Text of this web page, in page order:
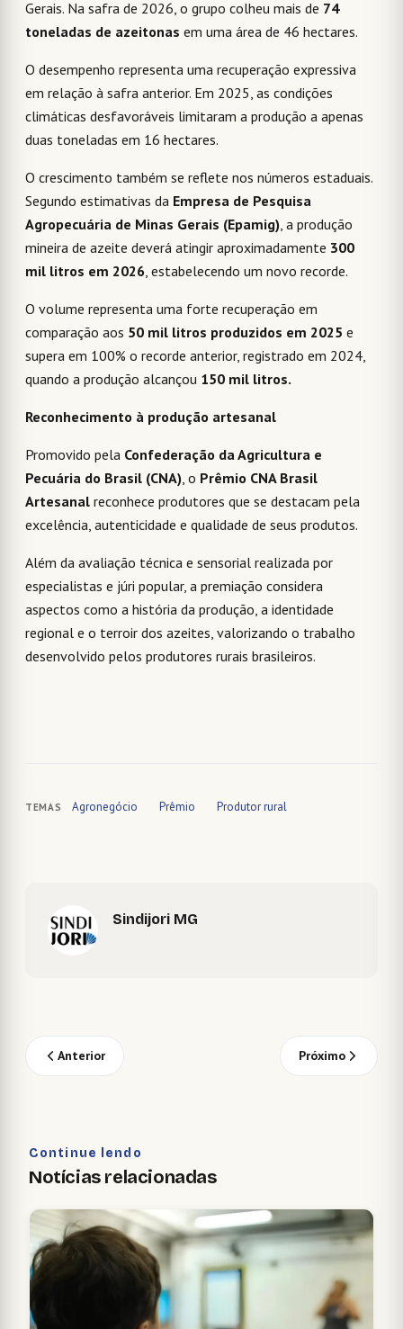
Gerais. Na safra de 2026, o grupo colheu mais de 74
toneladas de azeitonas em uma área de 46 hectares.
O desempenho representa uma recuperação expressiva
em relação à safra anterior. Em 2025, as condições
climáticas desfavoráveis limitaram a produção a apenas
duas toneladas em 16 hectares.
O crescimento também se reflete nos números estaduais.
Segundo estimativas da Empresa de Pesquisa
Agropecuária de Minas Gerais (Epamig) , a produção
mineira de azeite deverá atingir aproximadamente 300
mil litros em 2026 , estabelecendo um novo recorde.
O volume representa uma forte recuperação em
comparação aos 50 mil litros produzidos em 2025 e
supera em 100% o recorde anterior, registrado em 2024,
quando a produção alcançou 150 mil litros.
Reconhecimento à produção artesanal
Promovido pela Confederação da Agricultura e
Pecuária do Brasil (CNA) , o Prêmio CNA Brasil
Artesanal reconhece produtores que se destacam pela
excelência, autenticidade e qualidade de seus produtos.
Além da avaliação técnica e sensorial realizada por
especialistas e júri popular, a premiação considera
aspectos como a história da produção, a identidade
regional e o terroir dos azeites, valorizando o trabalho
desenvolvido pelos produtores rurais brasileiros.
TEMAS Agronegócio Prêmio Produtor rural
Sindijori MG
Anterior Próximo
Continue lendo
Notícias relacionadas